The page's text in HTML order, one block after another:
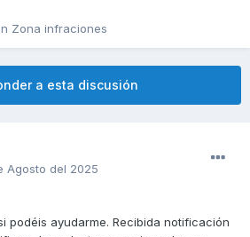
Zona infraciones
a esta discusión
Agosto del 2025
podéis ayudarme. Recibida notificación